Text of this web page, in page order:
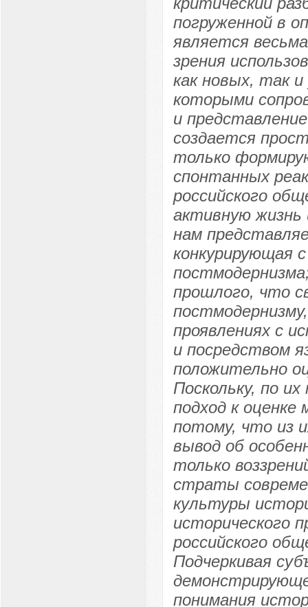
погруженной в
является
зрения
как новых, так
которыми
и
создается
только
спонтанных
российского
активную жизнь
нам
конкурирующая
прошлого, что
проявлениях с
и посредством
положительно
Поскольку, по
подход к
потому, что из
вывод об
только
страты
культуры
исторического
российского
Подчеркивая
понимания